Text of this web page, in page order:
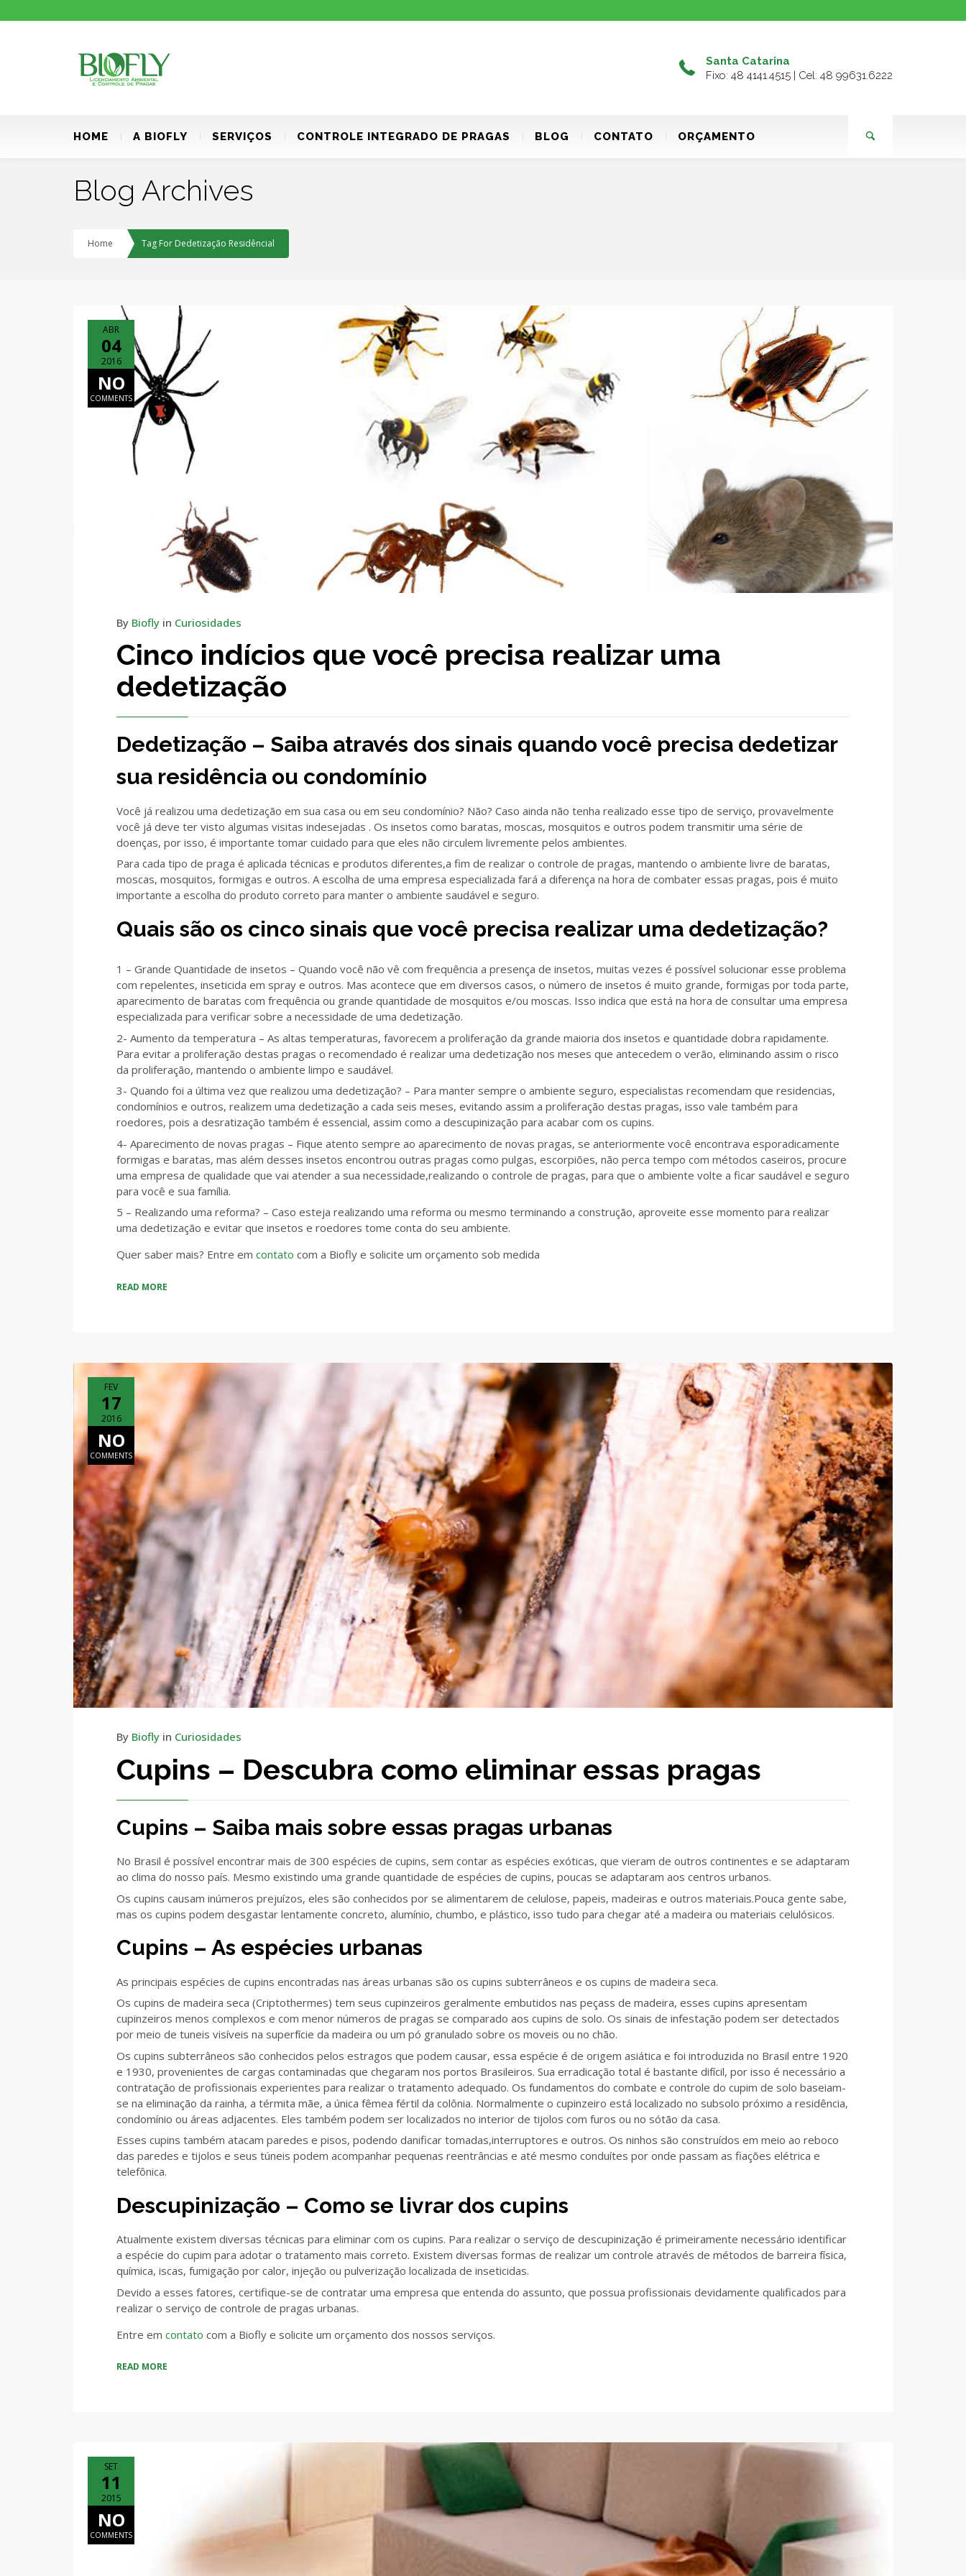
Santa Catarina
Fixo: 48 4141.4515 | Cel: 48 99631.6222
HOME A BIOFLY SERVIÇOS CONTROLE INTEGRADO DE PRAGAS BLOG CONTATO ORÇAMENTO
Blog Archives
Home Tag For Dedetização Residêncial
ABR
04
2016
NO
COMMENTS
By Biofly in Curiosidades
Cinco indícios que você precisa realizar uma
dedetização
Dedetização – Saiba através dos sinais quando você precisa dedetizar
sua residência ou condomínio
Você já realizou uma dedetização em sua casa ou em seu condomínio? Não? Caso ainda não tenha realizado esse tipo de serviço, provavelmente
você já deve ter visto algumas visitas indesejadas . Os insetos como baratas, moscas, mosquitos e outros podem transmitir uma série de
doenças, por isso, é importante tomar cuidado para que eles não circulem livremente pelos ambientes.
Para cada tipo de praga é aplicada técnicas e produtos diferentes,a fim de realizar o controle de pragas, mantendo o ambiente livre de baratas,
moscas, mosquitos, formigas e outros. A escolha de uma empresa especializada fará a diferença na hora de combater essas pragas, pois é muito
importante a escolha do produto correto para manter o ambiente saudável e seguro.
Quais são os cinco sinais que você precisa realizar uma dedetização?
1 – Grande Quantidade de insetos – Quando você não vê com frequência a presença de insetos, muitas vezes é possível solucionar esse problema
com repelentes, inseticida em spray e outros. Mas acontece que em diversos casos, o número de insetos é muito grande, formigas por toda parte,
aparecimento de baratas com frequência ou grande quantidade de mosquitos e/ou moscas. Isso indica que está na hora de consultar uma empresa
especializada para verificar sobre a necessidade de uma dedetização.
2- Aumento da temperatura – As altas temperaturas, favorecem a proliferação da grande maioria dos insetos e quantidade dobra rapidamente.
Para evitar a proliferação destas pragas o recomendado é realizar uma dedetização nos meses que antecedem o verão, eliminando assim o risco
da proliferação, mantendo o ambiente limpo e saudável.
3- Quando foi a última vez que realizou uma dedetização? – Para manter sempre o ambiente seguro, especialistas recomendam que residencias,
condomínios e outros, realizem uma dedetização a cada seis meses, evitando assim a proliferação destas pragas, isso vale também para
roedores, pois a desratização também é essencial, assim como a descupinização para acabar com os cupins.
4- Aparecimento de novas pragas – Fique atento sempre ao aparecimento de novas pragas, se anteriormente você encontrava esporadicamente
formigas e baratas, mas além desses insetos encontrou outras pragas como pulgas, escorpiões, não perca tempo com métodos caseiros, procure
uma empresa de qualidade que vai atender a sua necessidade,realizando o controle de pragas, para que o ambiente volte a ficar saudável e seguro
para você e sua família.
5 – Realizando uma reforma? – Caso esteja realizando uma reforma ou mesmo terminando a construção, aproveite esse momento para realizar
uma dedetização e evitar que insetos e roedores tome conta do seu ambiente.
Quer saber mais? Entre em contato com a Biofly e solicite um orçamento sob medida
READ MORE
FEV
17
2016
NO
COMMENTS
By Biofly in Curiosidades
Cupins – Descubra como eliminar essas pragas
Cupins – Saiba mais sobre essas pragas urbanas
No Brasil é possível encontrar mais de 300 espécies de cupins, sem contar as espécies exóticas, que vieram de outros continentes e se adaptaram
ao clima do nosso país. Mesmo existindo uma grande quantidade de espécies de cupins, poucas se adaptaram aos centros urbanos.
Os cupins causam inúmeros prejuízos, eles são conhecidos por se alimentarem de celulose, papeis, madeiras e outros materiais.Pouca gente sabe,
mas os cupins podem desgastar lentamente concreto, alumínio, chumbo, e plástico, isso tudo para chegar até a madeira ou materiais celulósicos.
Cupins – As espécies urbanas
As principais espécies de cupins encontradas nas áreas urbanas são os cupins subterrâneos e os cupins de madeira seca.
Os cupins de madeira seca (Criptothermes) tem seus cupinzeiros geralmente embutidos nas peçass de madeira, esses cupins apresentam
cupinzeiros menos complexos e com menor números de pragas se comparado aos cupins de solo. Os sinais de infestação podem ser detectados
por meio de tuneis visíveis na superfície da madeira ou um pó granulado sobre os moveis ou no chão.
Os cupins subterrâneos são conhecidos pelos estragos que podem causar, essa espécie é de origem asiática e foi introduzida no Brasil entre 1920
e 1930, provenientes de cargas contaminadas que chegaram nos portos Brasileiros. Sua erradicação total é bastante difícil, por isso é necessário a
contratação de profissionais experientes para realizar o tratamento adequado. Os fundamentos do combate e controle do cupim de solo baseiam-
se na eliminação da rainha, a térmita mãe, a única fêmea fértil da colônia. Normalmente o cupinzeiro está localizado no subsolo próximo a residência,
condomínio ou áreas adjacentes. Eles também podem ser localizados no interior de tijolos com furos ou no sótão da casa.
Esses cupins também atacam paredes e pisos, podendo danificar tomadas,interruptores e outros. Os ninhos são construídos em meio ao reboco
das paredes e tijolos e seus túneis podem acompanhar pequenas reentrâncias e até mesmo conduítes por onde passam as fiações elétrica e
telefônica.
Descupinização – Como se livrar dos cupins
Atualmente existem diversas técnicas para eliminar com os cupins. Para realizar o serviço de descupinização é primeiramente necessário identificar
a espécie do cupim para adotar o tratamento mais correto. Existem diversas formas de realizar um controle através de métodos de barreira física,
química, iscas, fumigação por calor, injeção ou pulverização localizada de inseticidas.
Devido a esses fatores, certifique-se de contratar uma empresa que entenda do assunto, que possua profissionais devidamente qualificados para
realizar o serviço de controle de pragas urbanas.
Entre em contato com a Biofly e solicite um orçamento dos nossos serviços.
READ MORE
SET
11
2015
NO
COMMENTS